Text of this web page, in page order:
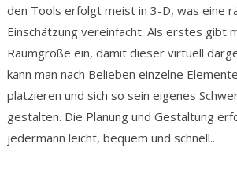
den Tools erfolgt meist in 3-D, was eine
Einschätzung vereinfacht. Als erstes gibt
Raumgröße ein, damit dieser virtuell
kann man nach Belieben einzelne
platzieren und sich so sein eigenes
gestalten. Die Planung und Gestaltung
jedermann leicht, bequem und schnell..